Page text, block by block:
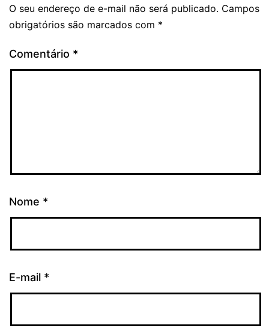
O seu endereço de e-mail não será publicado. Campos
obrigatórios são marcados com *
Comentário *
Nome *
E-mail *